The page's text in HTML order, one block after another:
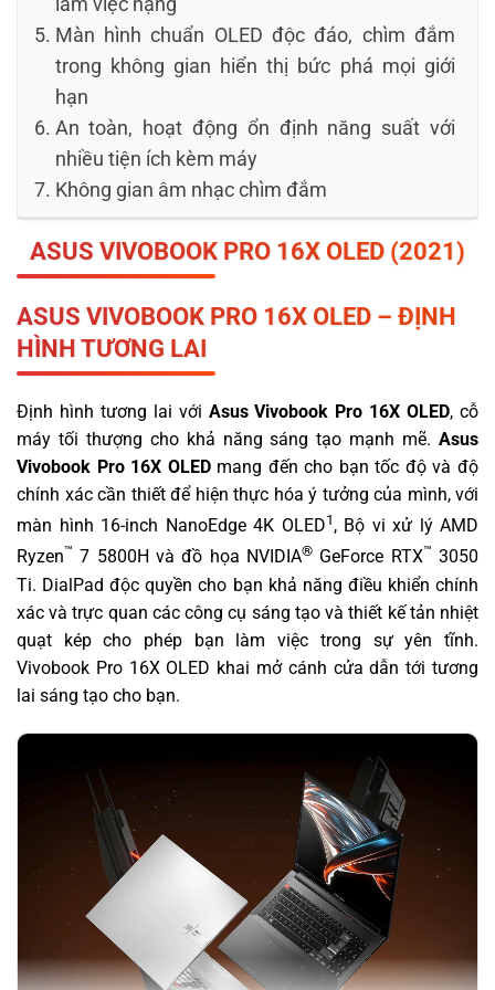
làm việc nặng
Màn hình chuẩn OLED độc đáo, chìm đắm
trong không gian hiển thị bức phá mọi giới
hạn
An toàn, hoạt động ổn định năng suất với
nhiều tiện ích kèm máy
Không gian âm nhạc chìm đắm
ASUS VIVOBOOK PRO 16X OLED (2021)
ASUS VIVOBOOK PRO 16X OLED – ĐỊNH
HÌNH TƯƠNG LAI
Định hình tương lai với Asus Vivobook Pro 16X OLED, cỗ
máy tối thượng cho khả năng sáng tạo mạnh mẽ. Asus
Vivobook Pro 16X OLEDmang đến cho bạn tốc độ và độ
chính xác cần thiết để hiện thực hóa ý tưởng của mình, với
màn hình 16-inch NanoEdge 4K OLED1 , Bộ vi xử lý AMD
Ryzen™ 7 5800H và đồ họa NVIDIA® GeForce RTX™ 3050
Ti. DialPad độc quyền cho bạn khả năng điều khiển chính
xác và trực quan các công cụ sáng tạo và thiết kế tản nhiệt
quạt kép cho phép bạn làm việc trong sự yên tĩnh.
Vivobook Pro 16X OLED khai mở cánh cửa dẫn tới tương
lai sáng tạo cho bạn.